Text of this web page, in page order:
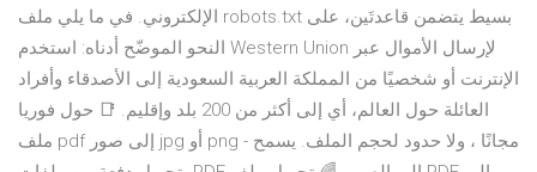
الإلكتروني. في ما يلي ملف robots.txt بسيط يتضمن قاعدتَين، على
النحو الموضّح أدناه: استخدم Western Union لإرسال الأموال عبر
الإنترنت أو شخصيًا من المملكة العربية السعودية إلى الأصدقاء وأفراد
العائلة حول العالم، أي إلى أكثر من 200 بلد وإقليم. 📑 حول فوريا
ملف pdf إلى صور jpg أو png - مجانًا ، ولا حدود لحجم الملف. يسمح